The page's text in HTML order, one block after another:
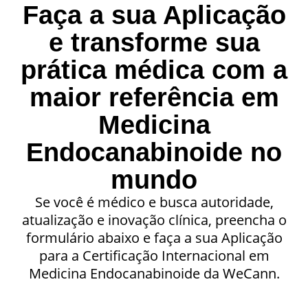
Faça a sua Aplicação
e transforme sua
prática médica com a
maior referência em
Medicina
Endocanabinoide no
mundo
Se você é médico e busca autoridade,
atualização e inovação clínica, preencha o
formulário abaixo e faça a sua Aplicação
para a Certificação Internacional em
Medicina Endocanabinoide da WeCann.